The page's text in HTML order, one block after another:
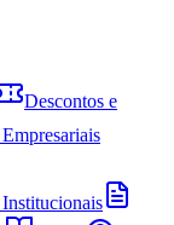
Descontos e